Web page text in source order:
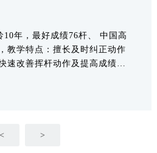
10年，最好成绩76杆、 中国高
教学特点：擅长及时纠正动作
速改善挥杆动作及提高成绩，
< >